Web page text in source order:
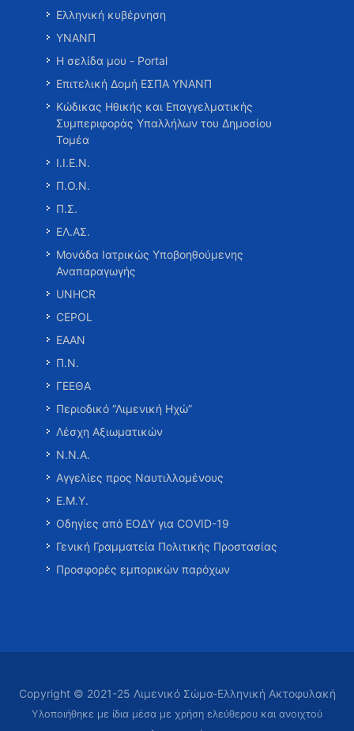
Ελληνική κυβέρνηση
ΥΝΑΝΠ
Η σελίδα μου - Portal
Επιτελική Δομή ΕΣΠΑ ΥΝΑΝΠ
Κώδικας Ηθικής και Επαγγελματικής
Συμπεριφοράς Υπαλλήλων του Δημοσίου
Τομέα
Ι.Ι.Ε.Ν.
Π.Ο.Ν.
Π.Σ.
ΕΛ.ΑΣ.
Μονάδα Ιατρικώς Υποβοηθούμενης
Αναπαραγωγής
UNHCR
CEPOL
ΕΑΑΝ
Π.Ν.
ΓΕΕΘΑ
Περιοδικό “Λιμενική Ηχώ”
Λέσχη Αξιωματικών
Ν.Ν.Α.
Αγγελίες προς Ναυτιλλομένους
Ε.Μ.Υ.
Οδηγίες από ΕΟΔΥ για COVID-19
Γενική Γραμματεία Πολιτικής Προστασίας
Προσφορές εμπορικών παρόχων
Copyright © 2021-25 Λιμενικό Σώμα-Ελληνική Ακτοφυλακή
Υλοποιήθηκε με ίδια μέσα με χρήση ελεύθερου και ανοιχτού